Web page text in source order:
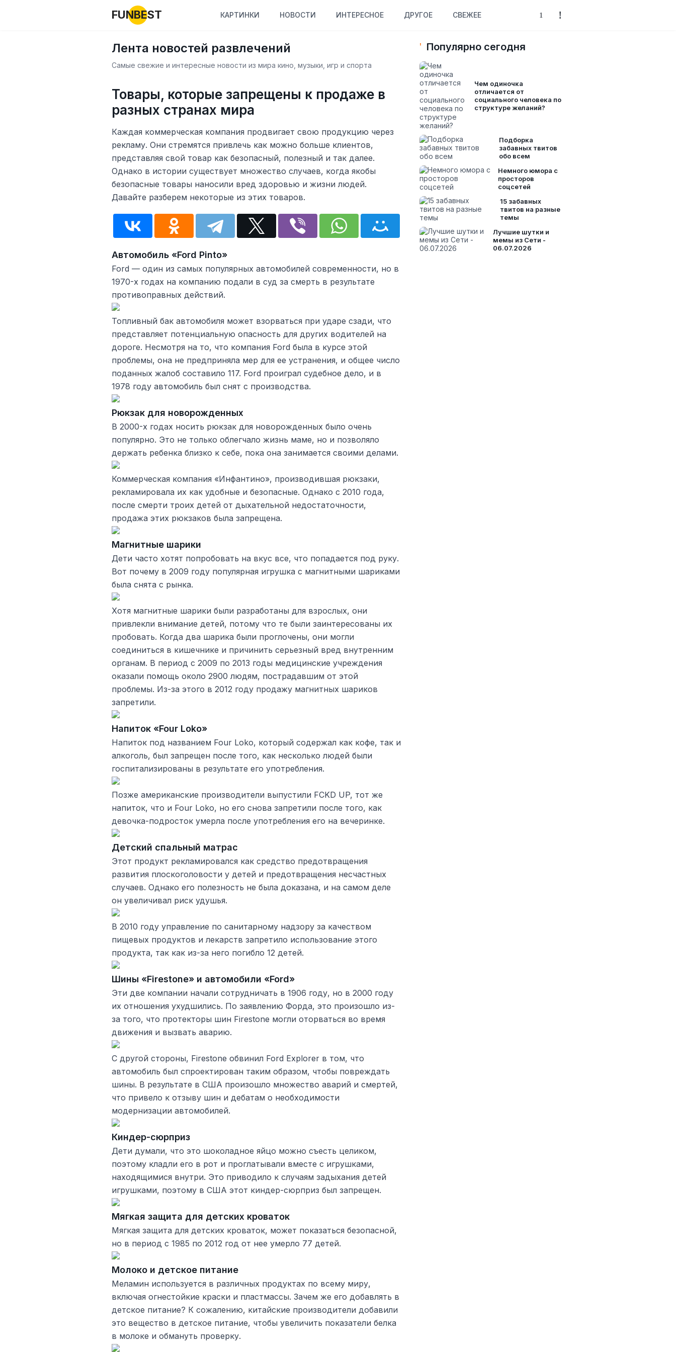
FUNBEST КАРТИНКИ НОВОСТИ ИНТЕРЕСНОЕ ДРУГОЕ СВЕЖЕЕ
Лента новостей развлечений
Самые свежие и интересные новости из мира кино, музыки, игр и спорта
Товары, которые запрещены к продаже в
разных странах мира
Каждая коммерческая компания продвигает свою продукцию через
рекламу. Они стремятся привлечь как можно больше клиентов,
представляя свой товар как безопасный, полезный и так далее.
Однако в истории существует множество случаев, когда якобы
безопасные товары наносили вред здоровью и жизни людей.
Давайте разберем некоторые из этих товаров.
Автомобиль «Ford Pinto»
Ford — один из самых популярных автомобилей современности, но в
1970-х годах на компанию подали в суд за смерть в результате
противоправных действий.
Топливный бак автомобиля может взорваться при ударе сзади, что
представляет потенциальную опасность для других водителей на
дороге. Несмотря на то, что компания Ford была в курсе этой
проблемы, она не предприняла мер для ее устранения, и общее число
поданных жалоб составило 117. Ford проиграл судебное дело, и в
1978 году автомобиль был снят с производства.
Рюкзак для новорожденных
В 2000-х годах носить рюкзак для новорожденных было очень
популярно. Это не только облегчало жизнь маме, но и позволяло
держать ребенка близко к себе, пока она занимается своими делами.
Коммерческая компания «Инфантино», производившая рюкзаки,
рекламировала их как удобные и безопасные. Однако с 2010 года,
после смерти троих детей от дыхательной недостаточности,
продажа этих рюкзаков была запрещена.
Магнитные шарики
Дети часто хотят попробовать на вкус все, что попадается под руку.
Вот почему в 2009 году популярная игрушка с магнитными шариками
была снята с рынка.
Хотя магнитные шарики были разработаны для взрослых, они
привлекли внимание детей, потому что те были заинтересованы их
пробовать. Когда два шарика были проглочены, они могли
соединиться в кишечнике и причинить серьезный вред внутренним
органам. В период с 2009 по 2013 годы медицинские учреждения
оказали помощь около 2900 людям, пострадавшим от этой
проблемы. Из-за этого в 2012 году продажу магнитных шариков
запретили.
Напиток «Four Loko»
Напиток под названием Four Loko, который содержал как кофе, так и
алкоголь, был запрещен после того, как несколько людей были
госпитализированы в результате его употребления.
Позже американские производители выпустили FCKD UP, тот же
напиток, что и Four Loko, но его снова запретили после того, как
девочка-подросток умерла после употребления его на вечеринке.
Детский спальный матрас
Этот продукт рекламировался как средство предотвращения
развития плоскоголовости у детей и предотвращения несчастных
случаев. Однако его полезность не была доказана, и на самом деле
он увеличивал риск удушья.
В 2010 году управление по санитарному надзору за качеством
пищевых продуктов и лекарств запретило использование этого
продукта, так как из-за него погибло 12 детей.
Шины «Firestone» и автомобили «Ford»
Эти две компании начали сотрудничать в 1906 году, но в 2000 году
их отношения ухудшились. По заявлению Форда, это произошло из-
за того, что протекторы шин Firestone могли оторваться во время
движения и вызвать аварию.
С другой стороны, Firestone обвинил Ford Explorer в том, что
автомобиль был спроектирован таким образом, чтобы повреждать
шины. В результате в США произошло множество аварий и смертей,
что привело к отзыву шин и дебатам о необходимости
модернизации автомобилей.
Киндер-сюрприз
Дети думали, что это шоколадное яйцо можно съесть целиком,
поэтому кладли его в рот и проглатывали вместе с игрушками,
находящимися внутри. Это приводило к случаям задыхания детей
игрушками, поэтому в США этот киндер-сюрприз был запрещен.
Мягкая защита для детских кроваток
Мягкая защита для детских кроваток, может показаться безопасной,
но в период с 1985 по 2012 год от нее умерло 77 детей.
Молоко и детское питание
Меламин используется в различных продуктах по всему миру,
включая огнестойкие краски и пластмассы. Зачем же его добавлять в
детское питание? К сожалению, китайские производители добавили
это вещество в детское питание, чтобы увеличить показатели белка
в молоке и обмануть проверку.
Популярно сегодня
Чем одиночка
отличается от
социального человека по
структуре желаний?
Подборка
забавных твитов
обо всем
Немного юмора с
просторов
соцсетей
15 забавных
твитов на разные
темы
Лучшие шутки и
мемы из Сети -
06.07.2026